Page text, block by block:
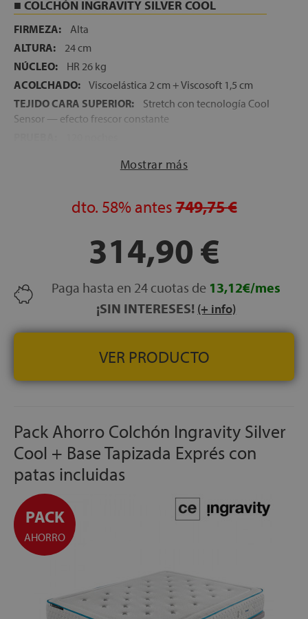
COLCHÓN INGRAVITY SILVER COOL
FIRMEZA:
Alta
ALTURA:
24 cm
NÚCLEO:
HR 26 kg
ACOLCHADO: Viscoelástica 2 cm + Viscosoft 1,5 cm
TEJIDO CARA SUPERIOR:
Stretch con tecnología Cool
Sensor — efecto frescor constante
Media
FUNDA EXTERIOR: Tejido Stretch suave y transpirable
FUNDA INTERIOR:
50% Algodón – 50% Poliéster
FABRICACIÓN:
España
Mostrar más
dto. 58% antes749,75 €
314,90 €
Paga hasta en 24 cuotas de 13,12€/mes
¡SIN INTERESES! (+ info)
VER PRODUCTO
Pack Ahorro Colchón Ingravity Silver
Cool + Base Tapizada Exprés con
patas incluidas
PACK
AHORRO